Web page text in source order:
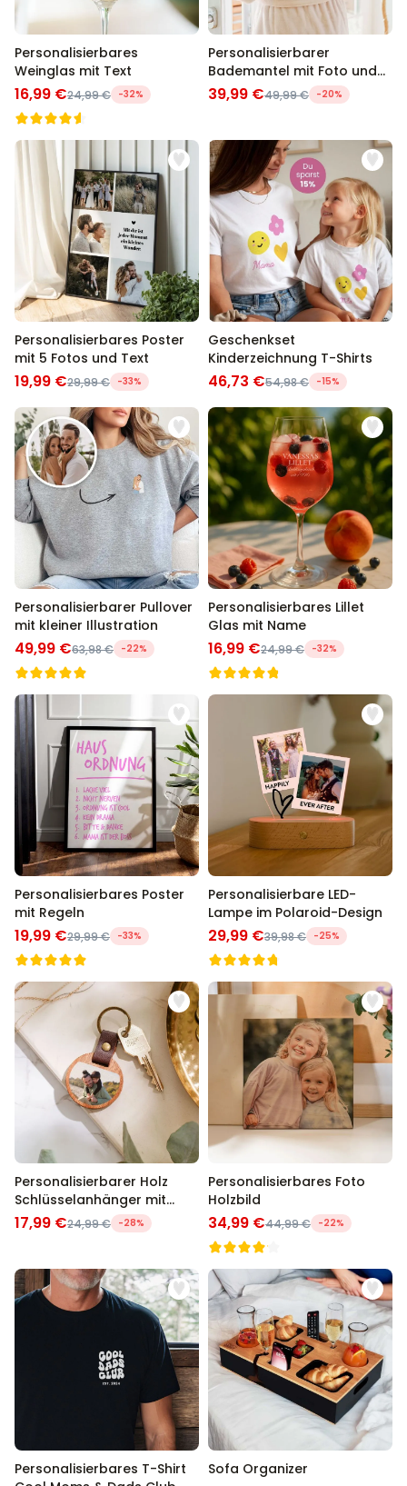
Personalisierbares
Weinglas mit Text
16,99 €24,99 € -32%
Personalisierbarer
Bademantel mit Foto und
Namen
39,99 €49,99 € -20%
Personalisierbares Poster
mit 5 Fotos und Text
19,99 €29,99 € -33%
Geschenkset
Kinderzeichnung T-Shirts
46,73 €54,98 € -15%
Personalisierbarer Pullover
mit kleiner Illustration
49,99 €63,98 € -22%
Personalisierbares Lillet
Glas mit Name
16,99 €24,99 € -32%
Personalisierbares Poster
mit Regeln
19,99 €29,99 € -33%
Personalisierbare LED-
Lampe im Polaroid-Design
29,99 €39,98 € -25%
Personalisierbarer Holz
Schlüsselanhänger mit
Foto
17,99 €24,99 € -28%
Personalisierbares Foto
Holzbild
34,99 €44,99 € -22%
Personalisierbares T-Shirt
Sofa Organizer